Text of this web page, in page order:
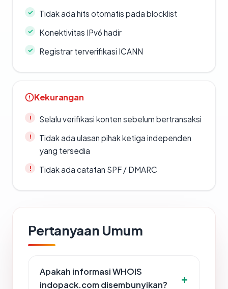
Tidak ada hits otomatis pada blocklist
Konektivitas IPv6 hadir
Registrar terverifikasi ICANN
Kekurangan
Selalu verifikasi konten sebelum bertransaksi
Tidak ada ulasan pihak ketiga independen
yang tersedia
Tidak ada catatan SPF / DMARC
Pertanyaan Umum
Apakah informasi WHOIS
indopack.com disembunyikan?